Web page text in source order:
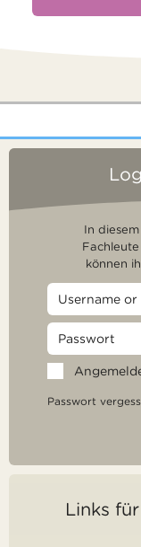
In
können
Passwort
Links